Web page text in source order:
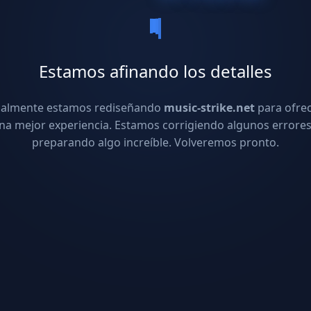
Estamos afinando los detalles
estamos rediseñando music-strike.net para
mejor experiencia. Estamos corrigiendo algunos
preparando algo increíble. Volveremos pronto.